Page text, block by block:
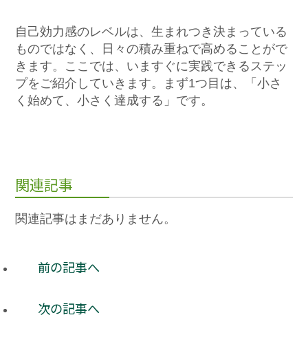
自己効力感のレベルは、生まれつき決まっている
ものではなく、日々の積み重ねで高めることがで
きます。ここでは、いますぐに実践できるステッ
プをご紹介していきます。まず1つ目は、「小さ
く始めて、小さく達成する」です。
関連記事
関連記事はまだありません。
前の記事へ
次の記事へ